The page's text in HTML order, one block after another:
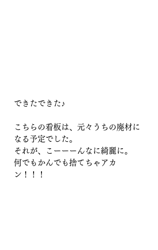
できたできた♪
こちらの看板は、元々うちの廃材に
なる予定でした。
それが、こーーーんなに綺麗に。
何でもかんでも捨てちゃアカ
ン！！！